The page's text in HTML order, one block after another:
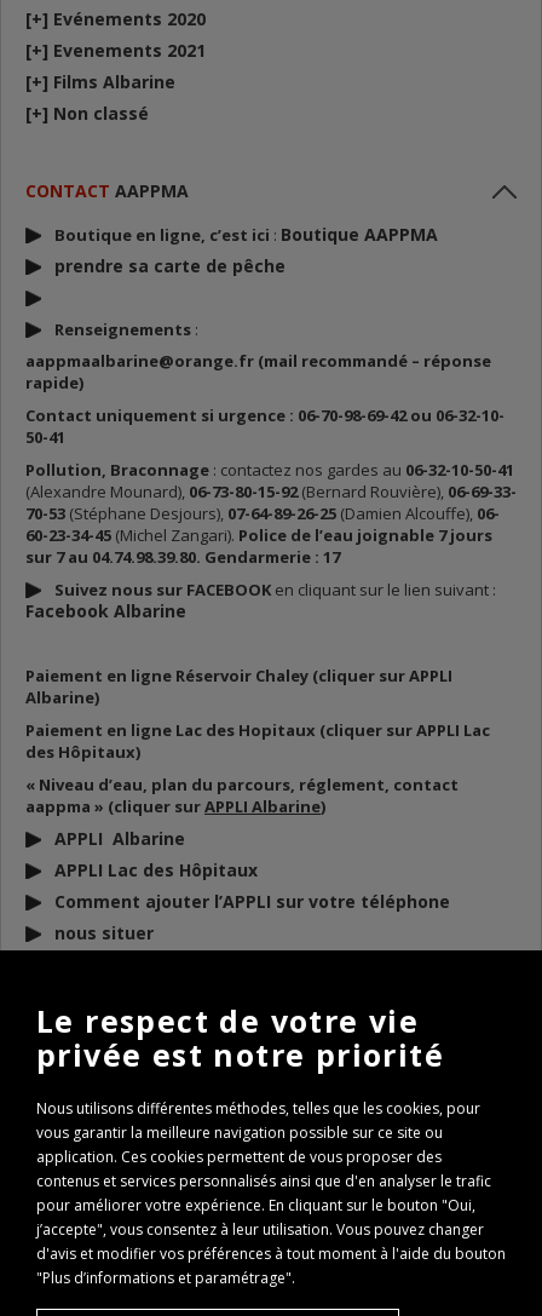
[+] Evénements 2020
[+] Evenements 2021
[+] Films Albarine
[+] Non classé
CONTACT AAPPMA
Boutique en ligne, c’est ici : Boutique AAPPMA
prendre sa carte de pêche
Renseignements :
aappmaalbarine@orange.fr (mail recommandé – réponse
rapide)
Contact uniquement si urgence : 06-70-98-69-42 ou 06-32-10-
50-41
Pollution, Braconnage : contactez nos gardes au 06-32-10-50-41
(Alexandre Mounard), 06-73-80-15-92(Bernard Rouvière), 06-69-33-
70-53 (Stéphane Desjours), 07-64-89-26-25 (Damien Alcouffe), 06-
60-23-34-45 (Michel Zangari). Police de l’eau joignable 7 jours
sur 7 au 04.74.98.39.80. Gendarmerie : 17
Suivez nous sur FACEBOOK en cliquant sur le lien suivant :
Facebook Albarine
Paiement en ligne Réservoir Chaley (cliquer sur APPLI
Albarine)
Paiement en ligne Lac des Hopitaux (cliquer sur APPLI Lac
des Hôpitaux)
« Niveau d’eau, plan du parcours, réglement, contact
aappma » (cliquer surAPPLI Albarine)
APPLI Albarine
APPLI Lac des Hôpitaux
Comment ajouter l’APPLI sur votre téléphone
nous situer
DOCUMENTS À TÉLÉCHARGER
BULLETIN D’INFO 2026
ARP 2026
Conseils de remise à l’eau des poissons
Règlementation Lac des Hôpitaux 2026
Fenêtre de capture Brochet
Expertise Travaux Torcieu 2022
PASS REGION : comment l’obtenir ?
PASS REGION Remboursement
Le respect de votre vie
privée est notre priorité
Nous utilisons différentes méthodes, telles que les cookies, pour
vous garantir la meilleure navigation possible sur ce site ou
application. Ces cookies permettent de vous proposer des
contenus et services personnalisés ainsi que d'en analyser le trafic
pour améliorer votre expérience. En cliquant sur le bouton "Oui,
j’accepte", vous consentez à leur utilisation. Vous pouvez changer
d'avis et modifier vos préférences à tout moment à l'aide du bouton
"Plus d’informations et paramétrage".